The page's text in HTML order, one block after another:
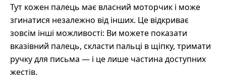
Тут кожен палець має власний моторчик і може
згинатися незалежно від інших. Це відкриває
зовсім інші можливості: Ви можете показати
вказівний палець, скласти пальці в щіпку, тримати
ручку для письма — і це лише частина доступних
жестів.